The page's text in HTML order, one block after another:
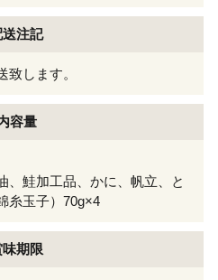
送注記
します。
容量
、鮭加工品、かに、帆立、と
糸玉子）70g×4
味期限